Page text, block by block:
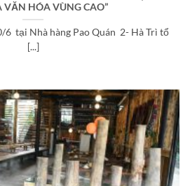
VĂN HÓA VÙNG CAO”
6 tại Nhà hàng Pao Quán 2- Hà Trì tổ
[...]